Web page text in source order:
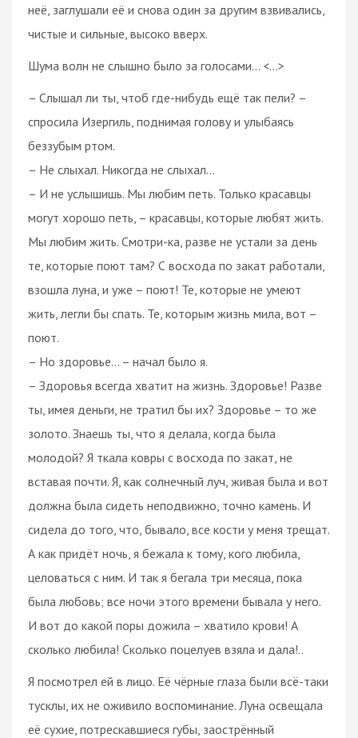
неё, заглушали её и снова один за другим взвивались,
чистые и сильные, высоко вверх.
Шума волн не слышно было за голосами... <…>
– Слышал ли ты, чтоб где-нибудь ещё так пели? –
спросила Изергиль, поднимая голову и улыбаясь
беззубым ртом.
– Не слыхал. Никогда не слыхал...
– И не услышишь. Мы любим петь. Только красавцы
могут хорошо петь, – красавцы, которые любят жить.
Мы любим жить. Смотри-ка, разве не устали за день
те, которые поют там? С восхода по закат работали,
взошла луна, и уже – поют! Те, которые не умеют
жить, легли бы спать. Те, которым жизнь мила, вот –
поют.
– Но здоровье... – начал было я.
– Здоровья всегда хватит на жизнь. Здоровье! Разве
ты, имея деньги, не тратил бы их? Здоровье – то же
золото. Знаешь ты, что я делала, когда была
молодой? Я ткала ковры с восхода по закат, не
вставая почти. Я, как солнечный луч, живая была и вот
должна была сидеть неподвижно, точно камень. И
сидела до того, что, бывало, все кости у меня трещат.
А как придёт ночь, я бежала к тому, кого любила,
целоваться с ним. И так я бегала три месяца, пока
была любовь; все ночи этого времени бывала у него.
И вот до какой поры дожила – хватило крови! А
сколько любила! Сколько поцелуев взяла и дала!..
Я посмотрел ей в лицо. Её чёрные глаза были всё-таки
тусклы, их не оживило воспоминание. Луна освещала
её сухие, потрескавшиеся губы, заострённый